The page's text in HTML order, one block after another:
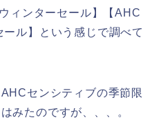
ィンターセール】【AHC
ル】という感じで調べて
センシティブの季節限
みたのですが、、、。